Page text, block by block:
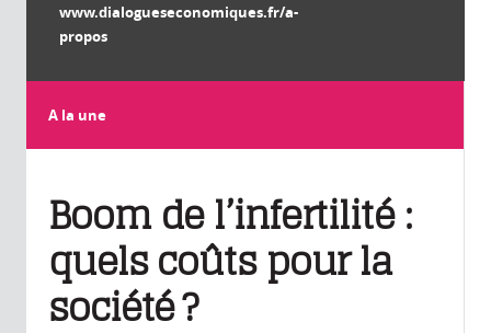
www.dialogueseconomiques.fr/a-
propos
A la une
Boom de l’infertilité :
quels coûts pour la
société ?